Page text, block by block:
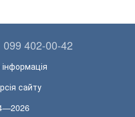
099 402-00-42
сайту